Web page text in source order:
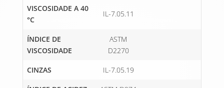
VISCOSIDADE A 40
°C
IL-7.05.11
ÍNDICE DE
VISCOSIDADE
ASTM
D2270
CINZAS IL-7.05.19